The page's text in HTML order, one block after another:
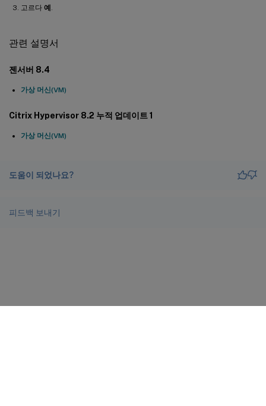
고르다 예
관련 설명서
젠서버 8.4
가상 머신(VM)
Citrix Hypervisor 8.2 누적 업데이트 1
가상 머신(VM)
도움이 되었나요?
피드백 보내기